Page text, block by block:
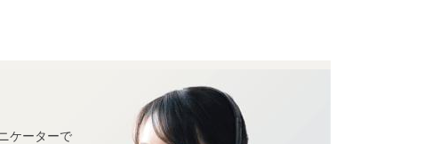
ケーターで